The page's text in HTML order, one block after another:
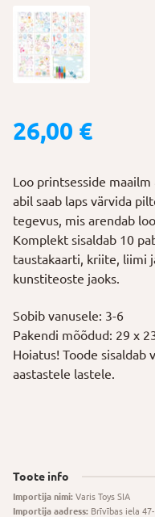
26,00 €
Loo printsesside
abil saab laps värvida
tegevus, mis arendab
Komplekt sisaldab 10
taustakaarti, kriite, liimi
kunstiteoste jaoks.
Sobib vanusele: 3-6
Pakendi mõõdud: 29 x
Hoiatus! Toode sisaldab
aastastele lastele.
Toote info
Importija nimi: Varis Toys SIA
Importija aadress: Brīvības iela